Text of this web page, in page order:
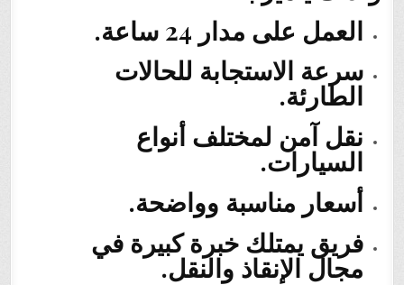
العمل على مدار 24 ساعة.
سرعة الاستجابة للحالات
الطارئة.
نقل آمن لمختلف أنواع
السيارات.
أسعار مناسبة وواضحة.
فريق يمتلك خبرة كبيرة في
مجال الإنقاذ والنقل.